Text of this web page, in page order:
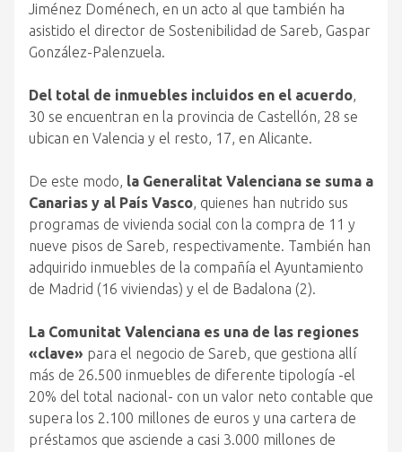
Jiménez Doménech, en un acto al que también ha
asistido el director de Sostenibilidad de Sareb, Gaspar
González-Palenzuela.
Del total de inmuebles incluidos en el acuerdo,
30 se encuentran en la provincia de Castellón, 28 se
ubican en Valencia y el resto, 17, en Alicante.
De este modo, la Generalitat Valenciana se suma a
Canarias y al País Vasco, quienes han nutrido sus
programas de vivienda social con la compra de 11 y
nueve pisos de Sareb, respectivamente. También han
adquirido inmuebles de la compañía el Ayuntamiento
de Madrid (16 viviendas) y el de Badalona (2).
La Comunitat Valenciana es una de las regiones
«clave» para el negocio de Sareb, que gestiona allí
más de 26.500 inmuebles de diferente tipología -el
20% del total nacional- con un valor neto contable que
supera los 2.100 millones de euros y una cartera de
préstamos que asciende a casi 3.000 millones de